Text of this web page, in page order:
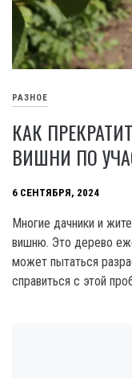
РАЗНОЕ
КАК
ВИШНИ ПО
6 СЕНТЯБРЯ, 2024
Многие дачники и
вишню. Это дерево
может пытаться
справиться с этой